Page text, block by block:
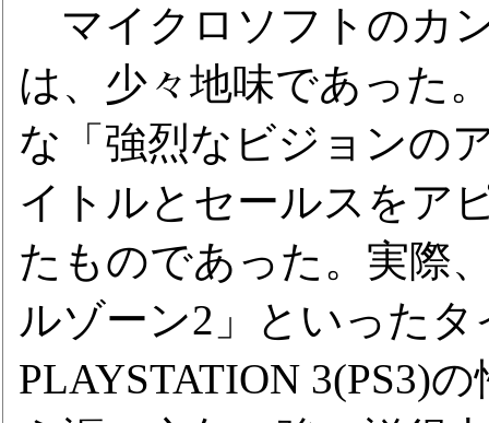
マイクロソフトのカ
は、少々地味であった
な「強烈なビジョンの
イトルとセールスをア
たものであった。実際
ルゾーン2」といった
PLAYSTATION 3(PS3)